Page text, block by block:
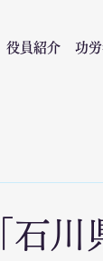
役員紹介 功
石川